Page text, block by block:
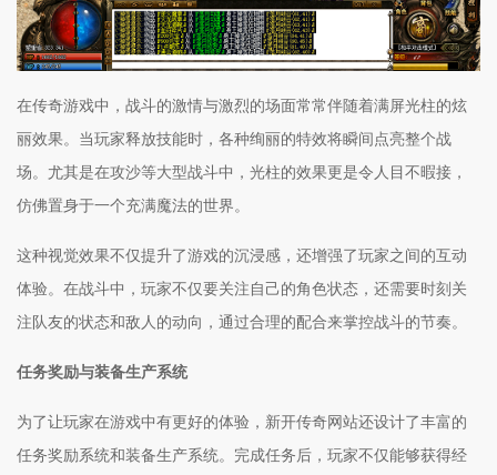
在传奇游戏中，战斗的激情与激烈的场面常常伴随着满屏光柱的炫
丽效果。当玩家释放技能时，各种绚丽的特效将瞬间点亮整个战
场。尤其是在攻沙等大型战斗中，光柱的效果更是令人目不暇接，
仿佛置身于一个充满魔法的世界。
这种视觉效果不仅提升了游戏的沉浸感，还增强了玩家之间的互动
体验。在战斗中，玩家不仅要关注自己的角色状态，还需要时刻关
注队友的状态和敌人的动向，通过合理的配合来掌控战斗的节奏。
任务奖励与装备生产系统
为了让玩家在游戏中有更好的体验，新开传奇网站还设计了丰富的
任务奖励系统和装备生产系统。完成任务后，玩家不仅能够获得经